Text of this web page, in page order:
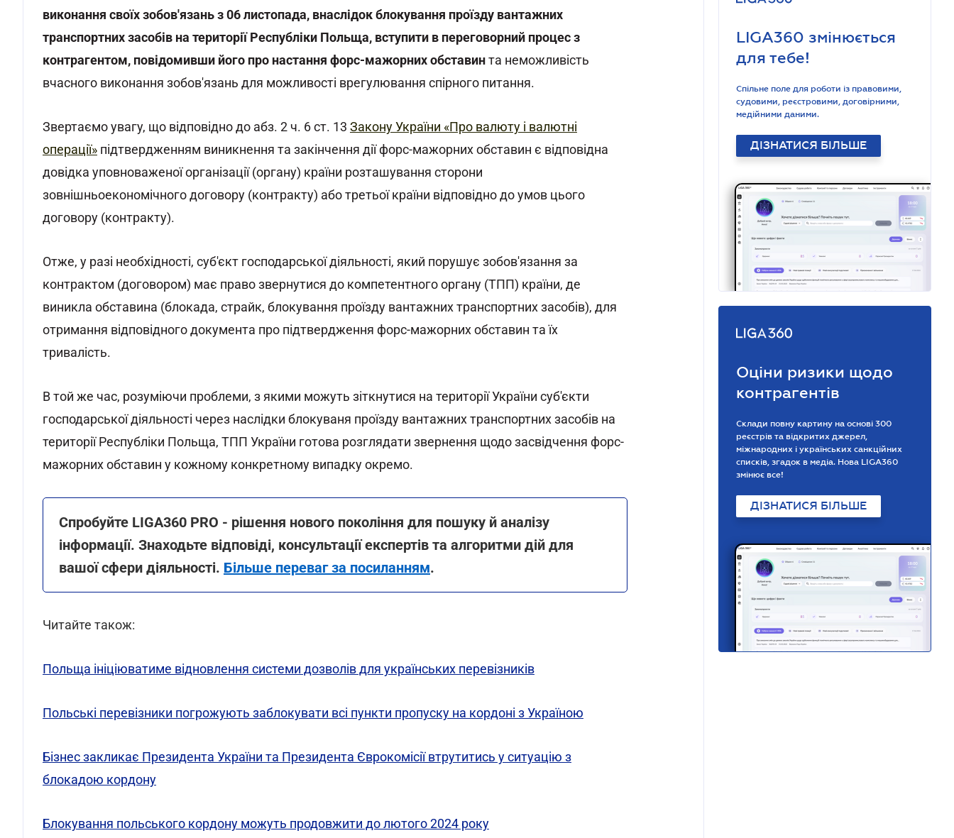
виконання своїх зобов'язань з 06 листопада, внаслідок блокування проїзду вантажних
транспортних засобів на території Республіки Польща, вступити в переговорний процес з
контрагентом, повідомивши його про настання форс-мажорних обставинта неможливість
вчасного виконання зобов'язань для можливості врегулювання спірного питання.
Звертаємо увагу, що відповідно до абз. 2 ч. 6 ст. 13 Закону України «Про валюту і валютні
операції» підтвердженням виникнення та закінчення дії форс-мажорних обставин є відповідна
довідка уповноваженої організації (органу) країни розташування сторони
зовнішньоекономічного договору (контракту) або третьої країни відповідно до умов цього
договору (контракту).
Отже, у разі необхідності, суб'єкт господарської діяльності, який порушує зобов'язання за
контрактом (договором) має право звернутися до компетентного органу (ТПП) країни, де
виникла обставина (блокада, страйк, блокування проїзду вантажних транспортних засобів), для
отримання відповідного документа про підтвердження форс-мажорних обставин та їх
тривалість.
В той же час, розуміючи проблеми, з якими можуть зіткнутися на території України суб'єкти
господарської діяльності через наслідки блокуваня проїзду вантажних транспортних засобів на
території Республіки Польща, ТПП України готова розглядати звернення щодо засвідчення форс-
мажорних обставин у кожному конкретному випадку окремо.
Спробуйте LIGA360 PRO - рішення нового покоління для пошуку й аналізу
інформації. Знаходьте відповіді, консультації експертів та алгоритми дій для
вашої сфери діяльності. Більше переваг за посиланням.
Читайте також:
Польща ініціюватиме відновлення системи дозволів для українських перевізників
Польські перевізники погрожують заблокувати всі пункти пропуску на кордоні з Україною
Бізнес закликає Президента України та Президента Єврокомісії втрутитись у ситуацію з
блокадою кордону
Блокування польського кордону можуть продовжити до лютого 2024 року
LIGA360 змінюється
для тебе!
Спільне поле для роботи із правовими,
судовими, реєстровими, договірними,
медійними даними.
ДІЗНАТИСЯ БІЛЬШЕ
Оціни ризики щодо
контрагентів
Склади повну картину на основі 300
реєстрів та відкритих джерел,
міжнародних і українських санкційних
списків, згадок в медіа. Нова LIGA360
змінює все!
ДІЗНАТИСЯ БІЛЬШЕ